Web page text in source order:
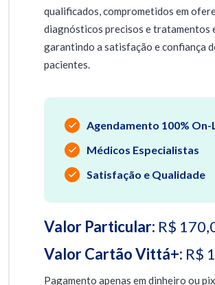
qualificados, comprometidos em
diagnósticos precisos e tratamentos
garantindo a satisfação e confiança
pacientes.
Agendamento 100% On-
Médicos Especialistas
Satisfação e Qualidade
Valor Particular: R$
Valor Cartão Vittá+: R$
Pagamento apenas em dinheiro ou